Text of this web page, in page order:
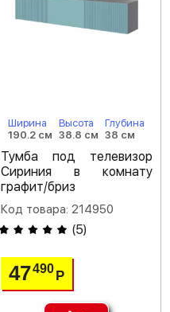
Ширина
190.2 см
Высота
38.8 см
Глубина
38 см
Тумба под телевизор
Сириния в комнату
графит/бриз
Код товара: 214950
(5)
47490 Р